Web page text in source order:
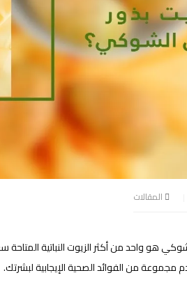
المقالات
هو واحد من أكثر الزيوت النباتية
مجموعة من الفوائد الصحية الإيجابية لبشرتك.